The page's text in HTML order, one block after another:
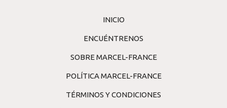
INICIO
ENCUÉNTRENOS
SOBRE MARCEL-FRANCE
POLÍTICA MARCEL-FRANCE
TÉRMINOS Y CONDICIONES